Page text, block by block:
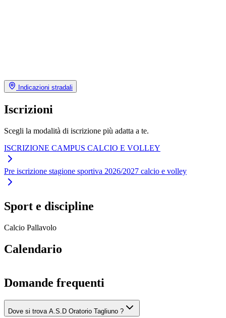
Indicazioni stradali
Iscrizioni
Scegli la modalità di iscrizione più adatta a te.
ISCRIZIONE CAMPUS CALCIO E VOLLEY
Pre iscrizione stagione sportiva 2026/2027 calcio e volley
Sport e discipline
Calcio Pallavolo
Calendario
Domande frequenti
Dove si trova A.S.D Oratorio Tagliuno ?